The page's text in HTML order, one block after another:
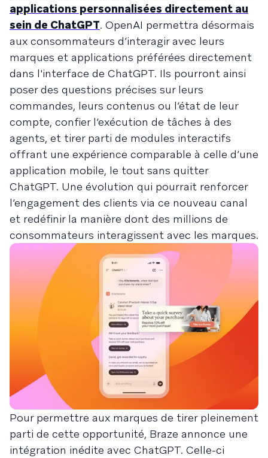
applications personnalisées directement au
sein de ChatGPT. OpenAI permettra désormais
aux consommateurs d’interagir avec leurs
marques et applications préférées directement
dans l'interface de ChatGPT. Ils pourront ainsi
poser des questions précises sur leurs
commandes, leurs contenus ou l’état de leur
compte, confier l’exécution de tâches à des
agents, et tirer parti de modules interactifs
offrant une expérience comparable à celle d’une
application mobile, le tout sans quitter
ChatGPT. Une évolution qui pourrait renforcer
l’engagement des clients via ce nouveau canal
et redéfinir la manière dont des millions de
consommateurs interagissent avec les marques.
Pour permettre aux marques de tirer pleinement
parti de cette opportunité, Braze annonce une
intégration inédite avec ChatGPT. Celle-ci